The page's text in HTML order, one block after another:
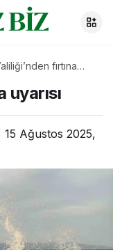
fırtına
uyarısı
15 Ağustos 2025,